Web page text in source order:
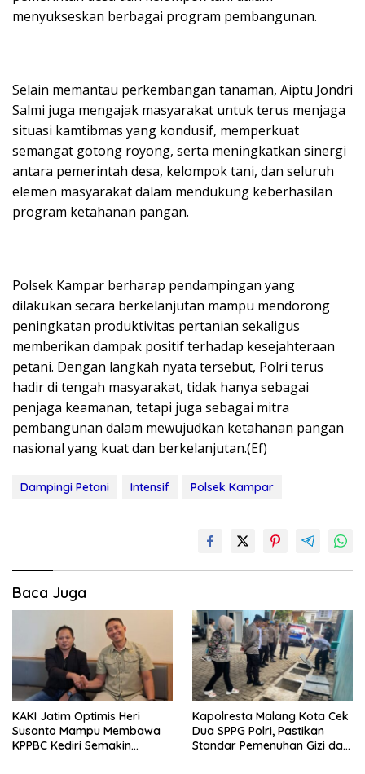
menyukseskan berbagai program pembangunan.
Selain memantau perkembangan tanaman, Aiptu Jondri
Salmi juga mengajak masyarakat untuk terus menjaga
situasi kamtibmas yang kondusif, memperkuat
semangat gotong royong, serta meningkatkan sinergi
antara pemerintah desa, kelompok tani, dan seluruh
elemen masyarakat dalam mendukung keberhasilan
program ketahanan pangan.
Polsek Kampar berharap pendampingan yang
dilakukan secara berkelanjutan mampu mendorong
peningkatan produktivitas pertanian sekaligus
memberikan dampak positif terhadap kesejahteraan
petani. Dengan langkah nyata tersebut, Polri terus
hadir di tengah masyarakat, tidak hanya sebagai
penjaga keamanan, tetapi juga sebagai mitra
pembangunan dalam mewujudkan ketahanan pangan
nasional yang kuat dan berkelanjutan.(Ef)
Dampingi Petani Intensif Polsek Kampar
Baca Juga
KAKI Jatim Optimis Heri
Susanto Mampu Membawa
KPPBC Kediri Semakin
Kapolresta Malang Kota Cek
Dua SPPG Polri, Pastikan
Standar Pemenuhan Gizi dan